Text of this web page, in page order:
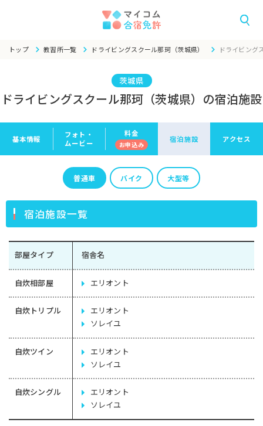
トップ 教習所一覧 ドライビングスクール那珂（茨城県） ドライビング
茨城県
ドライビングスクール那珂（茨城県）の宿泊施設
基本情報
フォト・
ムービー
料金
お申込み
宿泊施設 アクセス
普通車 バイク 大型等
宿泊施設一覧
部屋タイプ 宿舎名
自炊相部屋 エリオント
自炊トリプル
エリオント
ソレイユ
自炊ツイン
エリオント
ソレイユ
自炊シングル
エリオント
ソレイユ